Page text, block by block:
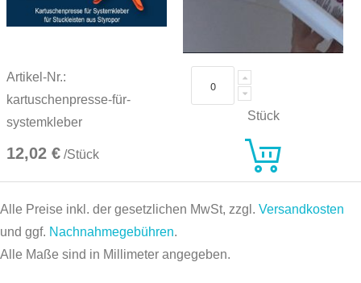
Artikel-Nr.:
kartuschenpresse-für-
systemkleber
12,02 € /Stück
Stück
Alle Preise inkl. der gesetzlichen MwSt, zzgl. Versandkosten
und ggf. Nachnahmegebühren.
Alle Maße sind in Millimeter angegeben.